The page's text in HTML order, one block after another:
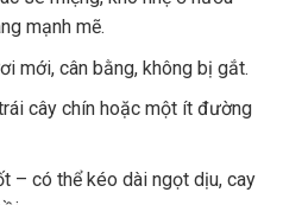
mạnh mẽ.
mới, cân bằng, không bị gắt.
cây chín hoặc một ít đường
– có thể kéo dài ngọt dịu, cay